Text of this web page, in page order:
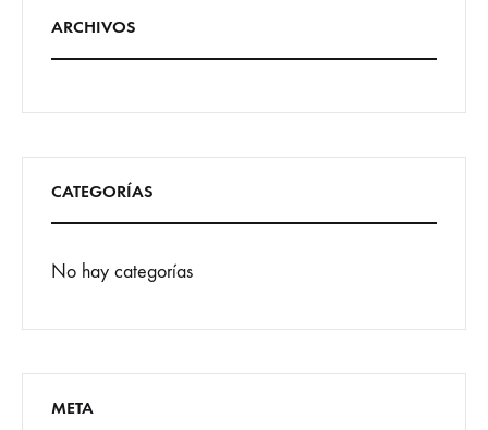
ARCHIVOS
CATEGORÍAS
No hay categorías
META